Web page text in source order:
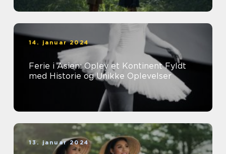
14. januar 2024
Ferie i Asien: Oplev et Kontinent Fyldt
med Historie og Unikke Oplevelser
13. januar 2024